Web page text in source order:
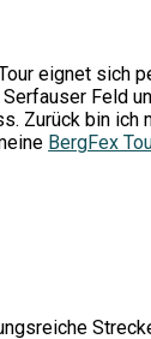
eignet sich
Feld
Zurück bin ich
BergFex